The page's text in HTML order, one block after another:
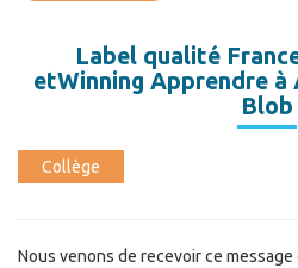
Label qualité
etWinning Apprendre à
Blob
Collège
Nous venons de recevoir ce message